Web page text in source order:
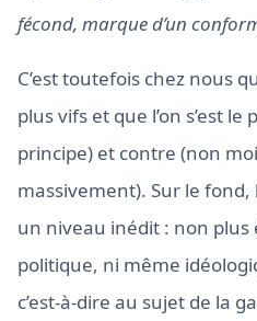
fécond, marque d’un
C’est toutefois chez nous
plus vifs et que l’on s’est
principe) et contre (non
massivement). Sur le fond,
un niveau inédit : non plus
politique, ni même
c’est-à-dire au sujet de la